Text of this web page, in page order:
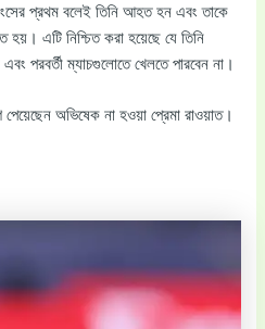
প্রথম বলেই তিনি আহত হন এবং তাকে
হয়। এটি নিশ্চিত করা হয়েছে যে তিনি
পরবর্তী ম্যাচগুলোতে খেলতে পারবেন না।
পেয়েছেন অভিষেক না হওয়া প্রেমা রাওয়াত।